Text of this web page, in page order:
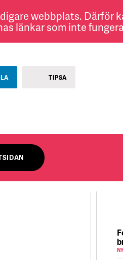
webbplats. Därför
länkar som inte
TIPSA